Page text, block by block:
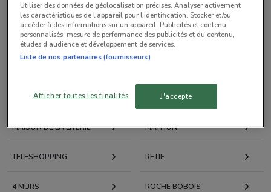
Chaînes de Meubles et Décoration à Rosny-sous-
CONFORAMA PORCELANOSA
MAISON DE LA LITERIE MATHON
TELESHOPPING RETIF
4 MURS ROCHE BOBOIS
Utiliser des données de géolocalisation précises. Analyser activement
les caractéristiques de l’appareil pour l’identification. Stocker et/ou
accéder à des informations sur un appareil. Publicités et contenu
personnalisés, mesure de performance des publicités et du contenu,
études d’audience et développement de services.
Liste de nos partenaires (fournisseurs)
Afficher toutes les finalités J'accepte